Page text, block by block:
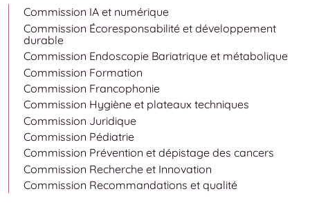
Commission IA et numérique
Commission Écoresponsabilité et développement
durable
Commission Endoscopie Bariatrique et métabolique
Commission Formation
Commission Francophonie
Commission Hygiène et plateaux techniques
Commission Juridique
Commission Pédiatrie
Commission Prévention et dépistage des cancers
Commission Recherche et Innovation
Commission Recommandations et qualité